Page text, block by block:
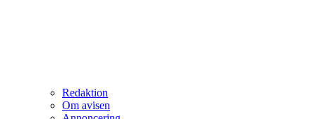
Redaktion
Om avisen